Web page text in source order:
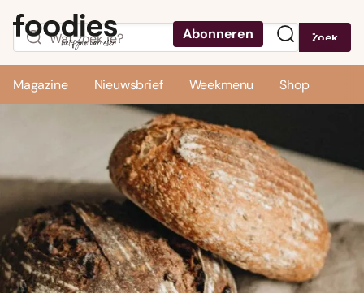
Abonneren Zoek
Magazine Nieuwsbrief Weekmenu Shop